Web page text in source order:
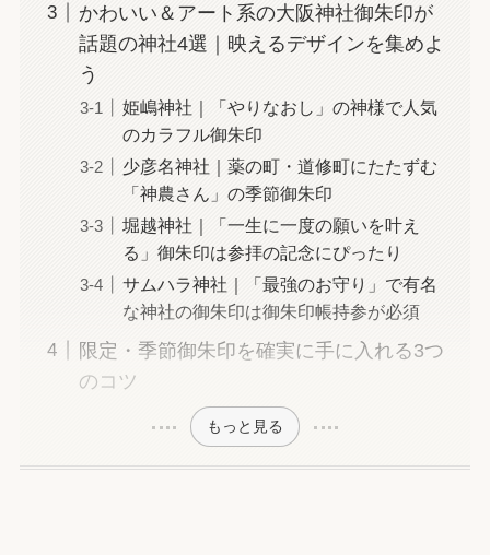
かわいい＆アート系の大阪神社御朱印が
話題の神社4選｜映えるデザインを集めよ
う
姫嶋神社｜「やりなおし」の神様で人気
のカラフル御朱印
少彦名神社｜薬の町・道修町にたたずむ
「神農さん」の季節御朱印
堀越神社｜「一生に一度の願いを叶え
る」御朱印は参拝の記念にぴったり
サムハラ神社｜「最強のお守り」で有名
な神社の御朱印は御朱印帳持参が必須
限定・季節御朱印を確実に手に入れる3つ
のコツ
もっと見る